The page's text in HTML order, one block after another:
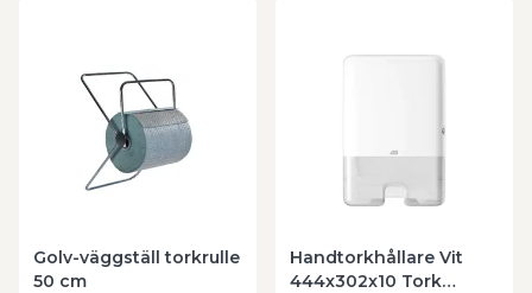
Golv-väggställ torkrulle
50 cm
Handtorkhållare Vit
444x302x10 Tork